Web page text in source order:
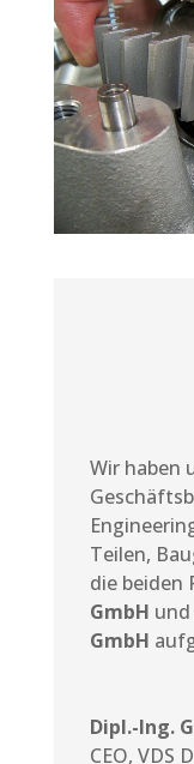
Wir haben
Teilen,
die beiden
GmbH und
GmbH
Dipl.-Ing.
CEO, VDS